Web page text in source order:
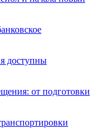
доступны
от подготовки